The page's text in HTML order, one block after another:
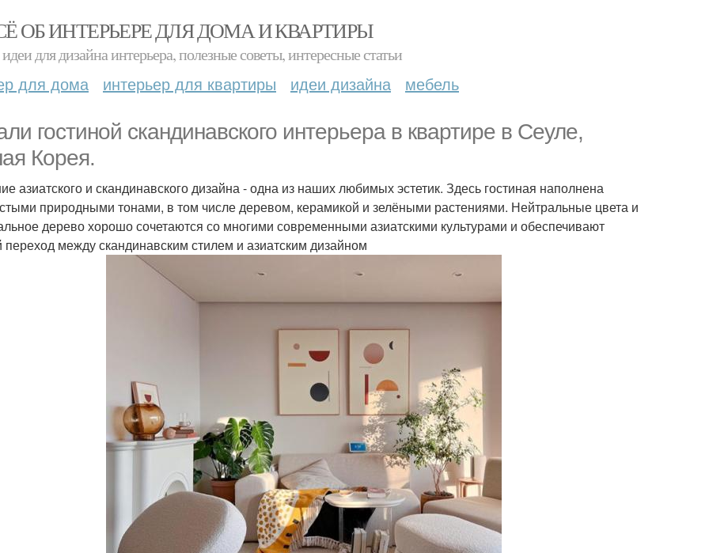
ОБ ИНТЕРЬЕРЕ ДЛЯ ДОМА И КВАРТИРЫ
для дизайна интерьера, полезные советы, интересные статьи
для дома интерьер для квартиры идеи дизайна мебель
гостиной скандинавского интерьера в квартире в Сеуле,
Корея.
азиатского и скандинавского дизайна - одна из наших любимых эстетик. Здесь гостиная наполнена
природными тонами, в том числе деревом, керамикой и зелёными растениями. Нейтральные цвета и
дерево хорошо сочетаются со многими современными азиатскими культурами и обеспечивают
переход между скандинавским стилем и азиатским дизайном